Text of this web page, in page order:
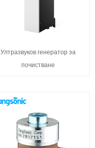
Ултразвуков генератор за
почистване